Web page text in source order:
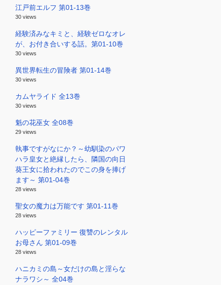
江戸前エルフ 第01-13巻
30 views
経験済みなキミと、経験ゼロなオレ
が、お付き合いする話。第01-10巻
30 views
異世界転生の冒険者 第01-14巻
30 views
カムヤライド 全13巻
30 views
魁の花巫女 全08巻
29 views
執事ですがなにか？～幼馴染のパワ
ハラ皇女と絶縁したら、隣国の向日
葵王女に拾われたのでこの身を捧げ
ます～ 第01-04巻
28 views
聖女の魔力は万能です 第01-11巻
28 views
ハッピーファミリー 復讐のレンタル
お母さん 第01-09巻
28 views
ハニカミの島～女だけの島と淫らな
ナラワシ～ 全04巻